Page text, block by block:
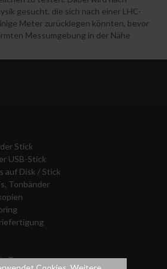
BluRay oder Stick
BluRay oder Stick
auf Digital
CD,MP3,AAC
BluRay, USB Stick und
gesucht, die sich nach einer LHC-
Meter zurücklegen könnten, bevor
Messumgebung in der Nähe
Stick
USB-Stick
auf Disk / Stick
Tonbänder
Tagungen